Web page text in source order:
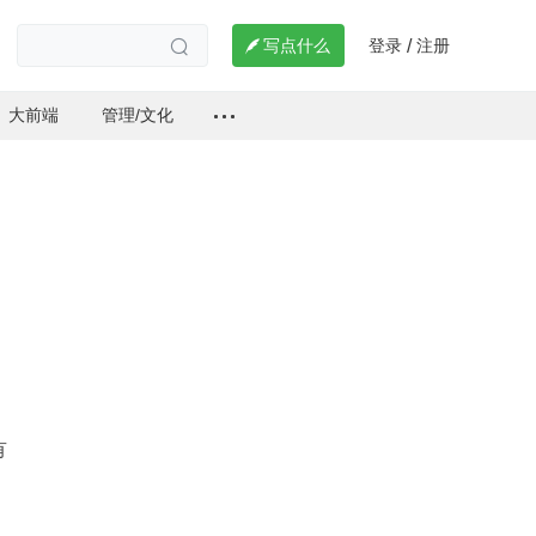
  写点什么 登录 / 注册
大前端 管理/文化